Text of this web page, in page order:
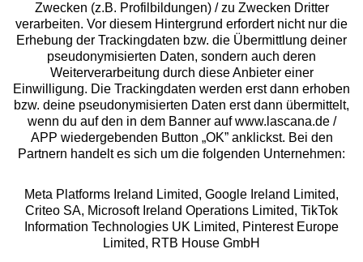
Beratung
Über uns
Rechtliches
Alle Preise inkl. MwSt., zzgl.
Versandkosten
** Bonität vorausgesetzt, berechtigt zur Bonitätsprüfung
Zwecken (z.B. Profilbildungen) / zu Zwecken Dritter
verarbeiten. Vor diesem Hintergrund erfordert nicht nur die
Erhebung der Trackingdaten bzw. die Übermittlung deiner
pseudonymisierten Daten, sondern auch deren
Weiterverarbeitung durch diese Anbieter einer
Einwilligung. Die Trackingdaten werden erst dann erhoben
bzw. deine pseudonymisierten Daten erst dann übermittelt,
wenn du auf den in dem Banner auf www.lascana.de /
APP wiedergebenden Button „OK” anklickst. Bei den
Partnern handelt es sich um die folgenden Unternehmen:
Meta Platforms Ireland Limited, Google Ireland Limited,
Criteo SA, Microsoft Ireland Operations Limited, TikTok
Information Technologies UK Limited, Pinterest Europe
Limited, RTB House GmbH